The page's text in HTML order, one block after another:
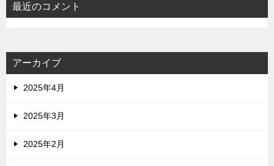
最近のコメント
アーカイブ
2025年4月
2025年3月
2025年2月